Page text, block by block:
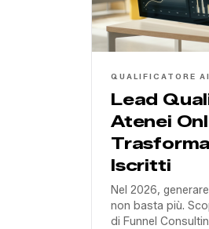
QUALIFICATORE AI
Lead
Atenei
Iscritti
Nel 2026,
non basta più.
di Funnel